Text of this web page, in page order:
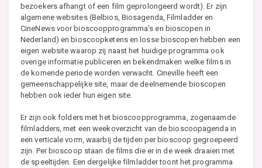
bezoekers afhangt of een film geprolongeerd wordt). Er zijn
algemene websites (Belbios, Biosagenda, Filmladder en
CineNews voor bioscoopprogramma's en bioscopen in
Nederland) en bioscoopketens en losse bioscopen hebben een
eigen website waarop zij naast het huidige programma ook
overige informatie publiceren en bekendmaken welke films in
de komende periode worden verwacht. Cineville heeft een
gemeenschappelijke site, maar de deelnemende bioscopen
hebben ook ieder hun eigen site.
Er zijn ook folders met het bioscoopprogramma, zogenaamde
filmladders, met een weekoverzicht van de bioscoopagenda in
een verticale vorm, waarbij de tijden per bioscoop gegroepeerd
zijn. Per bioscoop staan de films die er in de week draaien met
de speeltijden. Een dergelijke filmladder toont het programma